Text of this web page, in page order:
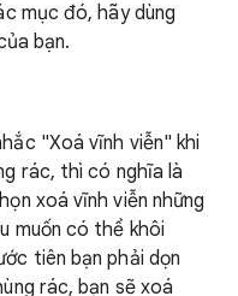
mục đó, hãy dùng
bạn.
"Xoá vĩnh viễn" khi
rác, thì có nghĩa là
xoá vĩnh viễn những
muốn có thể khôi
tiên bạn phải dọn
rác, bạn sẽ xoá